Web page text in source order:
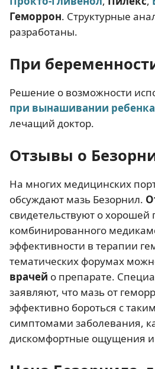
Геморрон. Структурные
разработаны.
При
Решение о возможности
при вынашивании ребенка
лечащий доктор.
Отзывы о
На многих медицинских
обсуждают мазь Безорнил.
свидетельствуют о хорошей
комбинированного
эффективности в терапии
тематических форумах
врачей о препарате.
заявляют, что мазь от
эффективно бороться с
симптомами заболевания,
дискомфортные ощущения и